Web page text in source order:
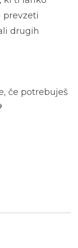
prevzeti
drugih
če potrebuješ